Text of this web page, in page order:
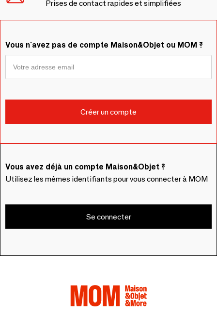
Prises de contact rapides et simplifiées
Vous n'avez pas de compte Maison&Objet ou MOM ?
Vous avez déjà un compte Maison&Objet ?
Utilisez les mêmes identifiants pour vous connecter à MOM
Se connecter